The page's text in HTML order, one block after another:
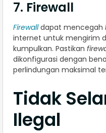
7. Firewall
Firewalldapat mencegah
internet untuk mengirim
kumpulkan. Pastikan
dikonfigurasi dengan
perlindungan maksimal
Tidak
Ilegal